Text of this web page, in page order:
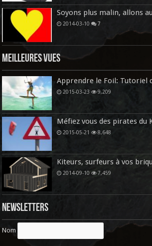
Soyons plus malin, allons
2014-03-10 7
Meilleures vues
Apprendre le Foil: Tutoriel
2015-03-23 9,209
Méfiez vous des pirates du
2015-05-21 8,648
Kiteurs, surfeurs à vos
2014-09-10 7,459
Newsletters
Nom